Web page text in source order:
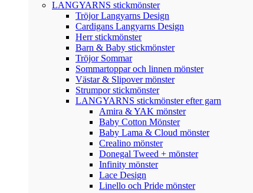
LANGYARNS stickmönster
Tröjor Langyarns Design
Cardigans Langyarns Design
Herr stickmönster
Barn & Baby stickmönster
Tröjor Sommar
Sommartoppar och linnen mönster
Västar & Slipover mönster
Strumpor stickmönster
LANGYARNS stickmönster efter garn
Amira & YAK mönster
Baby Cotton Mönster
Baby Lama & Cloud mönster
Crealino mönster
Donegal Tweed + mönster
Infinity mönster
Lace Design
Linello och Pride mönster